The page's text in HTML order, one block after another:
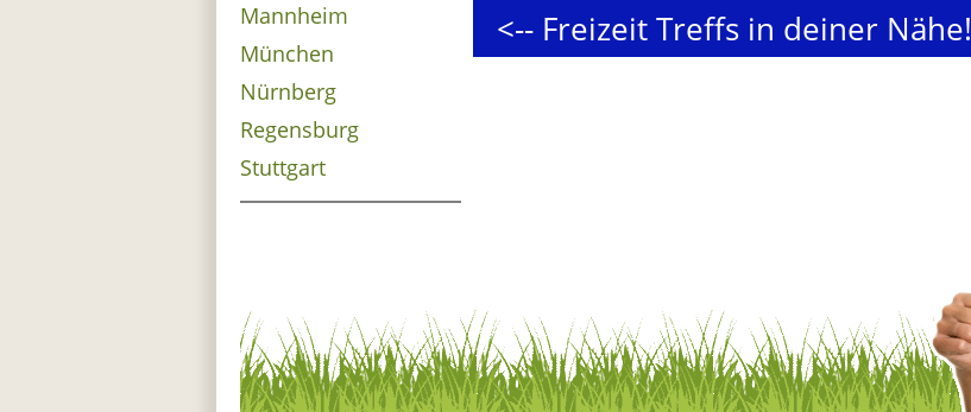
Mannheim
München
Nürnberg
Regensburg
Stuttgart
<-- Freizeit Treffs in deiner Nähe!